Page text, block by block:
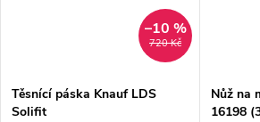
720 Kč
–10 %
Těsnící páska Knauf LDS
Solifit
Nůž na
16198